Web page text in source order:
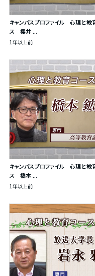
キャンパスプロファイル 心理と教
ス 櫻井 ...
1年以上前
キャンパスプロファイル 心理と教
ス 橋本 ...
1年以上前